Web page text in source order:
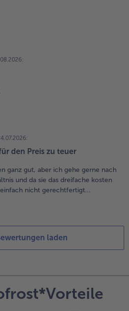
den Preis zu teuer
ganz gut, aber ich gehe gerne nach
und da sie das dreifache kosten
nicht gerechtfertigt...
laden